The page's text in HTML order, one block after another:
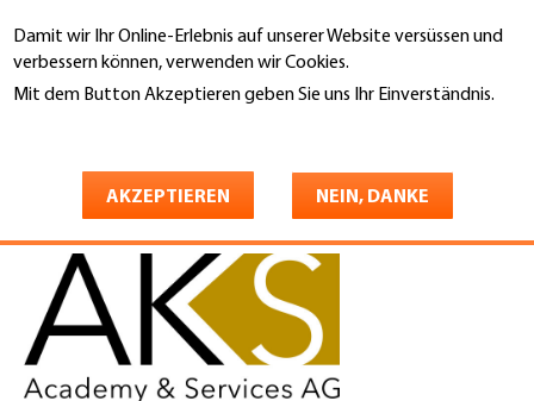
Damit wir Ihr Online-Erlebnis auf unserer Website versüssen und
verbessern können, verwenden wir Cookies.
Mit dem Button Akzeptieren geben Sie uns Ihr Einverständnis.
AKZEPTIEREN NEIN, DANKE
zum
Inhalt
AKS ACADEMY & SERVICES AG